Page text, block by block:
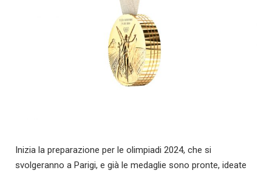
Inizia la preparazione per le olimpiadi 2024, che si
svolgeranno a Parigi, e già le medaglie sono pronte, ideate